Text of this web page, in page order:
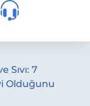
Sıvı: 7
Olduğunu